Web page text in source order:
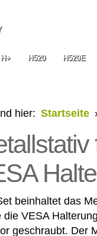
H520 H520E
hier: Startseite
beinhaltet das
die VESA
geschraubt. Der